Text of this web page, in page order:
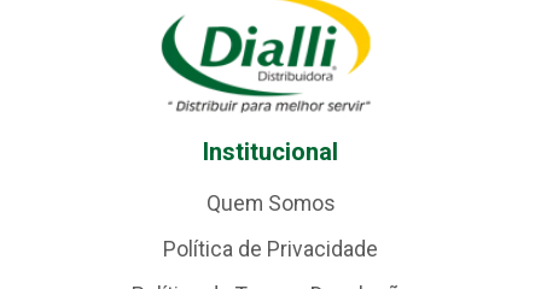
Institucional
Quem Somos
Política de Privacidade